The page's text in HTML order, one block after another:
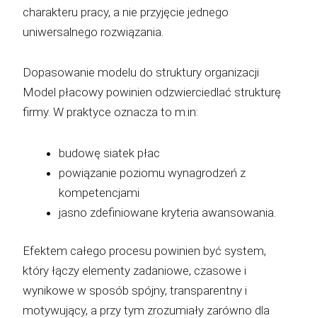
charakteru pracy, a nie przyjęcie jednego
uniwersalnego rozwiązania.
Dopasowanie modelu do struktury organizacji
Model płacowy powinien odzwierciedlać strukturę
firmy. W praktyce oznacza to m.in:
budowę siatek płac
powiązanie poziomu wynagrodzeń z
kompetencjami
jasno zdefiniowane kryteria awansowania.
Efektem całego procesu powinien być system,
który łączy elementy zadaniowe, czasowe i
wynikowe w sposób spójny, transparentny i
motywujący, a przy tym zrozumiały zarówno dla